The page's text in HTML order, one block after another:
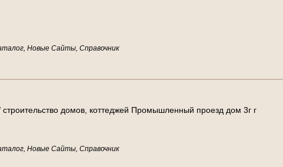
Новые Сайты, Справочник
строительство домов коттеджей Промышленный проезд дом 3г г
Новые Сайты, Справочник